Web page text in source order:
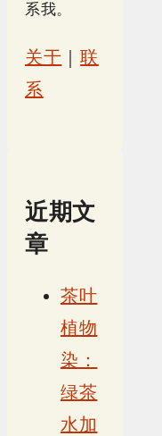
系我。
关于 ｜联
系
近期文
章
茶叶
植物
染：
绿茶
水加